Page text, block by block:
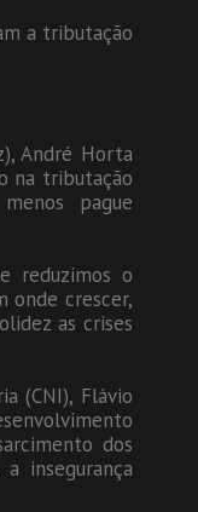
a tributação
André Horta
na tributação
pague
reduzimos o
onde crescer,
as crises
(CNI), Flávio
dos
insegurança